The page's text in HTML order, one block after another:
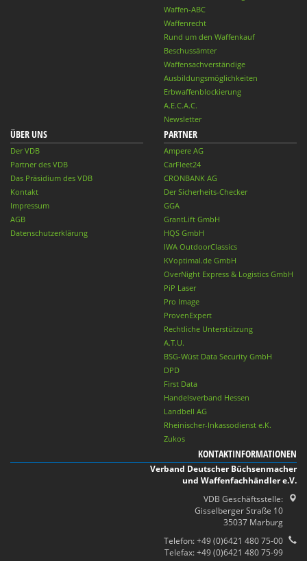
Waffen-ABC
Waffenrecht
Rund um den Waffenkauf
Beschussämter
Waffensachverständige
Ausbildungsmöglichkeiten
Erbwaffenblockierung
A.E.C.A.C.
Newsletter
ÜBER UNS
Der VDB
Partner des VDB
Das Präsidium des VDB
Kontakt
Impressum
AGB
Datenschutzerklärung
PARTNER
Ampere AG
CarFleet24
CRONBANK AG
Der Sicherheits-Checker
GGA
GrantLift GmbH
HQS GmbH
IWA OutdoorClassics
KVoptimal.de GmbH
OverNight Express & Logistics GmbH
PiP Laser
Pro Image
ProvenExpert
Rechtliche Unterstützung
A.T.U.
BSG-Wüst Data Security GmbH
DPD
First Data
Handelsverband Hessen
Landbell AG
Rheinischer-Inkassodienst e.K.
Zukos
KONTAKTINFORMATIONEN
Verband Deutscher Büchsenmacher
und Waffenfachhändler e.V.
VDB Geschäftsstelle:
Gisselberger Straße 10
35037 Marburg
Telefon: +49 (0)6421 480 75-00
Telefax: +49 (0)6421 480 75-99